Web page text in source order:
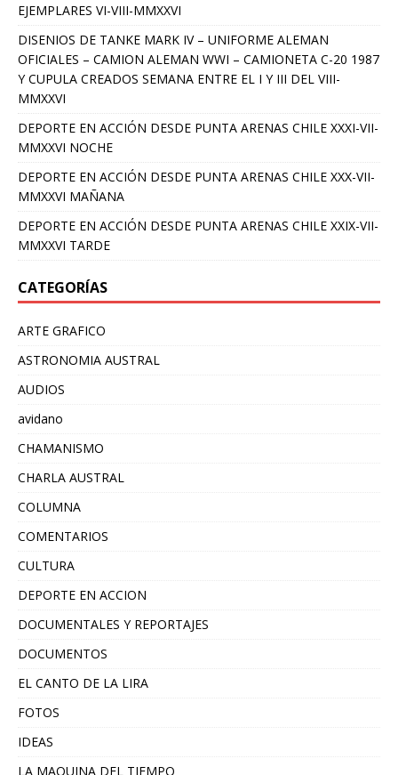
EJEMPLARES VI-VIII-MMXXVI
DISENIOS DE TANKE MARK IV – UNIFORME ALEMAN
OFICIALES – CAMION ALEMAN WWI – CAMIONETA C-20 1987
Y CUPULA CREADOS SEMANA ENTRE EL I Y III DEL VIII-
MMXXVI
DEPORTE EN ACCIÓN DESDE PUNTA ARENAS CHILE XXXI-VII-
MMXXVI NOCHE
DEPORTE EN ACCIÓN DESDE PUNTA ARENAS CHILE XXX-VII-
MMXXVI MAÑANA
DEPORTE EN ACCIÓN DESDE PUNTA ARENAS CHILE XXIX-VII-
MMXXVI TARDE
CATEGORÍAS
ARTE GRAFICO
ASTRONOMIA AUSTRAL
AUDIOS
avidano
CHAMANISMO
CHARLA AUSTRAL
COLUMNA
COMENTARIOS
CULTURA
DEPORTE EN ACCION
DOCUMENTALES Y REPORTAJES
DOCUMENTOS
EL CANTO DE LA LIRA
FOTOS
IDEAS
LA MAQUINA DEL TIEMPO